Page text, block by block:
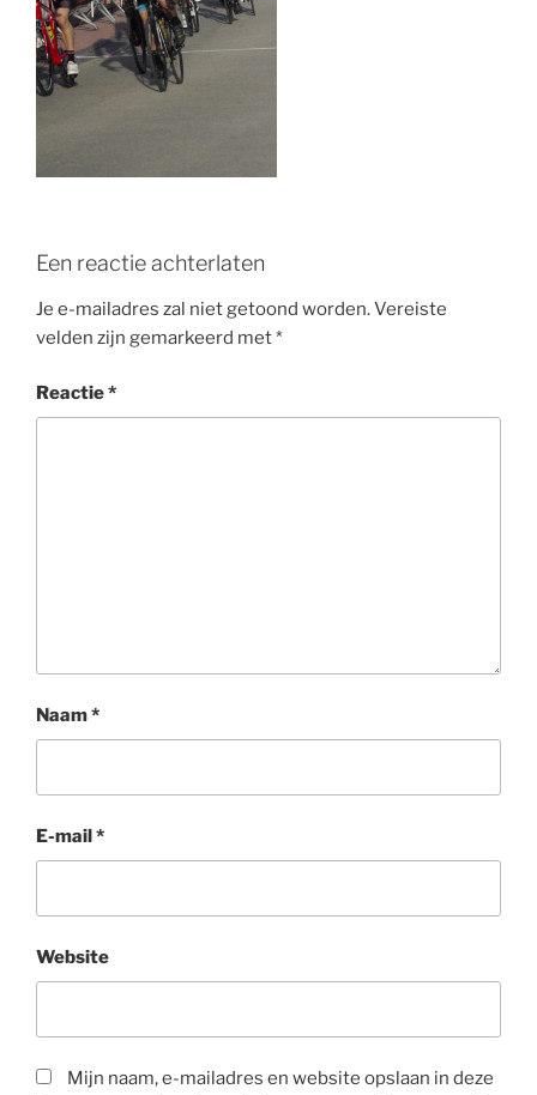
k
Een reactie achterlaten
Je e-mailadres zal niet getoond worden.Vereiste
velden zijn gemarkeerd met*
Reactie*
Naam*
E-mail *
Website
Mijn naam, e-mailadres en website opslaan in deze